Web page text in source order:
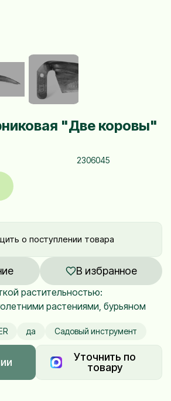
о поступлении товара
В избранное
"Две коровы"
2306045
растительностью:
растениями, бурьяном
да Садовый инструмент
Уточнить по
товару